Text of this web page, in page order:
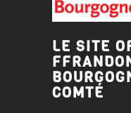
LE SITE
COMTÉ